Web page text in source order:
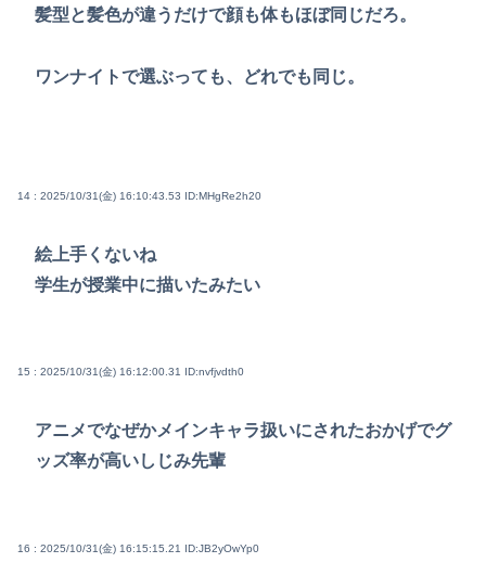
髪型と髪色が違うだけで顔も体もほぼ同じだろ。
ワンナイトで選ぶっても、どれでも同じ。
14 : 2025/10/31(金) 16:10:43.53 ID:MHgRe2h20
絵上手くないね
学生が授業中に描いたみたい
15 : 2025/10/31(金) 16:12:00.31 ID:nvfjvdth0
アニメでなぜかメインキャラ扱いにされたおかげでグ
ッズ率が高いしじみ先輩
16 : 2025/10/31(金) 16:15:15.21 ID:JB2yOwYp0